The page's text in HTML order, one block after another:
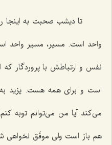
تا دیشب صحبت به اینجا
واحد است. مسیر، مسیر واحد
نفس و ارتباطش با پروردگار که
است و برای همه هست. یزید
می‌کند آیا من می‌توانم توبه
هم باز است ولی موفّق نخواهی